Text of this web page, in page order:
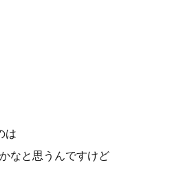
は
なと思うんですけど